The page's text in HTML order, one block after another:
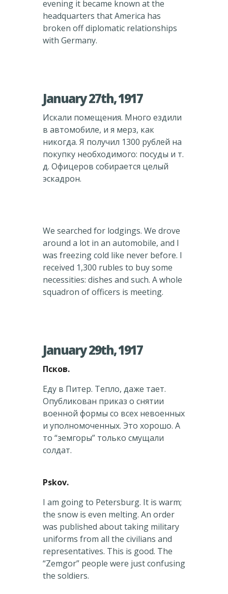
evening it became known at the
headquarters that America has
broken off diplomatic relationships
with Germany.
January 27th, 1917
Искали помещения. Много ездили
в автомобиле, и я мерз, как
никогда. Я получил 1300 рублей на
покупку необходимого: посуды и т.
д. Офицеров собирается целый
эскадрон.
We searched for lodgings. We drove
around a lot in an automobile, and I
was freezing cold like never before. I
received 1,300 rubles to buy some
necessities: dishes and such. A whole
squadron of officers is meeting.
January 29th, 1917
Псков.
Еду в Питер. Тепло, даже тает.
Опубликован приказ о снятии
военной формы со всех невоенных
и уполномоченных. Это хорошо. А
то “земгоры” только смущали
солдат.
Pskov.
I am going to Petersburg. It is warm;
the snow is even melting. An order
was published about taking military
uniforms from all the civilians and
representatives. This is good. The
“Zemgor” people were just confusing
the soldiers.